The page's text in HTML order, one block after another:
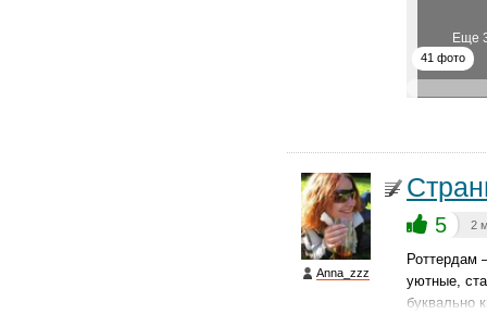
Еще
41 фото
Anna_zzz
5 2
Роттердам
уютные,
буквально